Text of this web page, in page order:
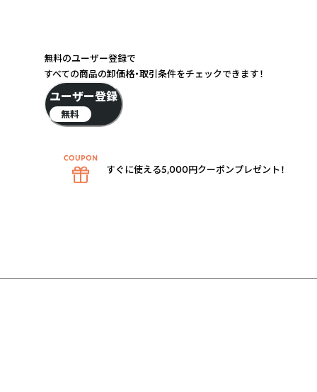
無料のユーザー登録で
すべての商品の卸価格・取引条件をチェックできます！
ユーザー登録
無料
すぐに使える5,000円クーポンプレゼント！